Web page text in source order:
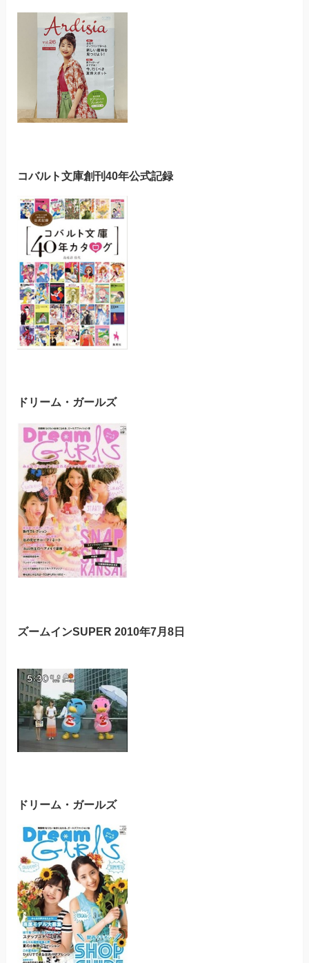
コバルト文庫創刊40年公式記録
ドリーム・ガールズ
ズームインSUPER 2010年7月8日
ドリーム・ガールズ